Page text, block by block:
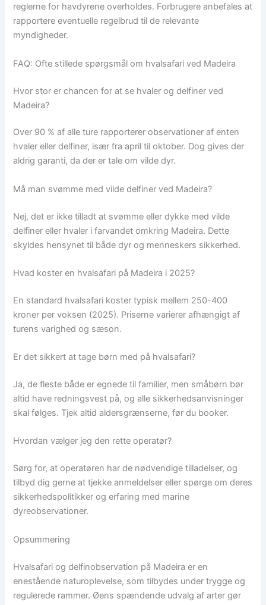
reglerne for havdyrene overholdes. Forbrugere anbefales at
rapportere eventuelle regelbrud til de relevante
myndigheder.
FAQ: Ofte stillede spørgsmål om hvalsafari ved Madeira
Hvor stor er chancen for at se hvaler og delfiner ved
Madeira?
Over 90 % af alle ture rapporterer observationer af enten
hvaler eller delfiner, især fra april til oktober. Dog gives der
aldrig garanti, da der er tale om vilde dyr.
Må man svømme med vilde delfiner ved Madeira?
Nej, det er ikke tilladt at svømme eller dykke med vilde
delfiner eller hvaler i farvandet omkring Madeira. Dette
skyldes hensynet til både dyr og menneskers sikkerhed.
Hvad koster en hvalsafari på Madeira i 2025?
En standard hvalsafari koster typisk mellem 250-400
kroner per voksen (2025). Priserne varierer afhængigt af
turens varighed og sæson.
Er det sikkert at tage børn med på hvalsafari?
Ja, de fleste både er egnede til familier, men småbørn bør
altid have redningsvest på, og alle sikkerhedsanvisninger
skal følges. Tjek altid aldersgrænserne, før du booker.
Hvordan vælger jeg den rette operatør?
Sørg for, at operatøren har de nødvendige tilladelser, og
tilbyd dig gerne at tjekke anmeldelser eller spørge om deres
sikkerhedspolitikker og erfaring med marine
dyreobservationer.
Opsummering
Hvalsafari og delfinobservation på Madeira er en
enestående naturoplevelse, som tilbydes under trygge og
regulerede rammer. Øens spændende udvalg af arter gør